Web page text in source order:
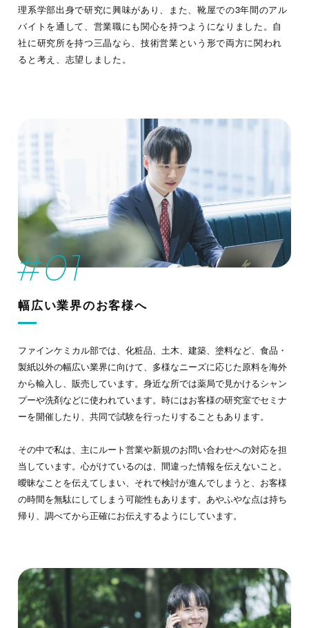
理系学部出身で研究に興味があり、また、靴屋での3年間のアル
バイトを通して、営業職にも関心を持つようになりました。自
社に研究所を持つ三晶なら、技術営業という形で両方に関われ
ると考え、志望しました。
幅広い業界のお客様へ
ファインケミカル部では、化粧品、土木、建築、塗料など、食品・
製紙以外の幅広い業界に向けて、多様なニーズに応じた原料を海外
から輸入し、販売しています。身近な所では薬局で見かけるシャン
プーや洗剤などに使われています。時にはお客様の研究室でセミナ
ーを開催したり、共同で試験を行ったりすることもあります。
その中で私は、主にルート営業や新規のお問い合わせへの対応を担
当しています。心がけているのは、間違った情報を伝えないこと。
曖昧なことを伝えてしまい、それで検討が進んでしまうと、お客様
の時間を無駄にしてしまう可能性もあります。あやふやな点は持ち
帰り、調べてから正確にお伝えするようにしています。